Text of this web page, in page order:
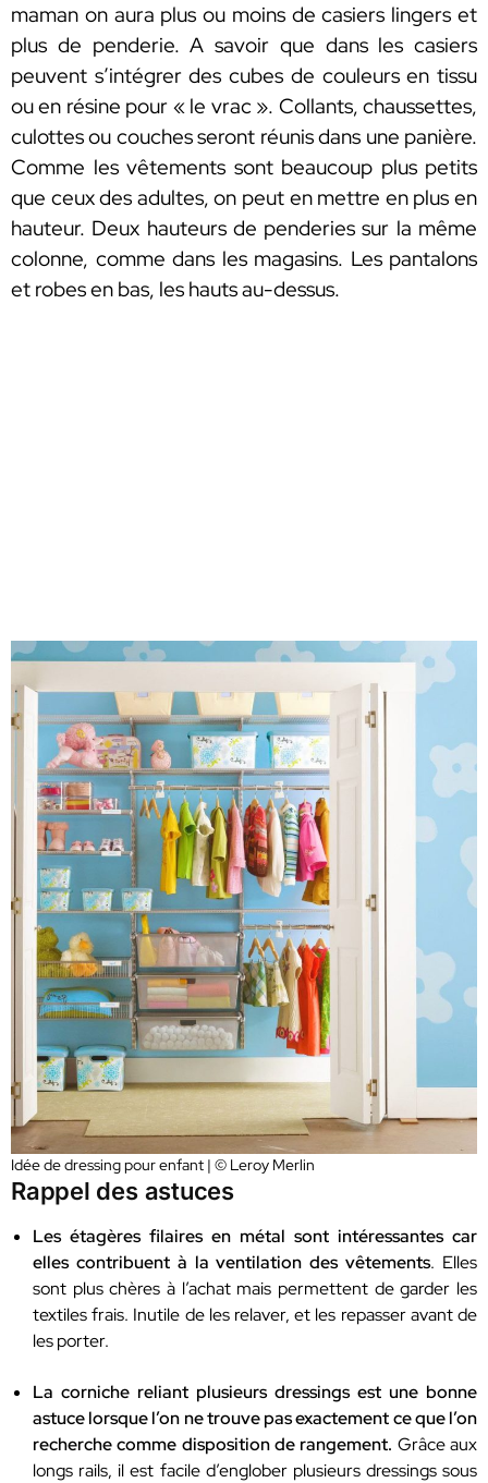
maman on aura plus ou moins de casiers lingers et
plus de penderie. A savoir que dans les casiers
peuvent s’intégrer des cubes de couleurs en tissu
ou en résine pour « le vrac ». Collants, chaussettes,
culottes ou couches seront réunis dans une panière.
Comme les vêtements sont beaucoup plus petits
que ceux des adultes, on peut en mettre en plus en
hauteur. Deux hauteurs de penderies sur la même
colonne, comme dans les magasins. Les pantalons
et robes en bas, les hauts au-dessus.
Idée de dressing pour enfant | © Leroy Merlin
Rappel des astuces
Les étagères filaires en métal sont intéressantes car
elles contribuent à la ventilation des vêtements. Elles
sont plus chères à l’achat mais permettent de garder les
textiles frais. Inutile de les relaver, et les repasser avant de
les porter.
La corniche reliant plusieurs dressings est une bonne
astuce lorsque l’on ne trouve pas exactement ce que l’on
recherche comme disposition de rangement. Grâce aux
longs rails, il est facile d’englober plusieurs dressings sous